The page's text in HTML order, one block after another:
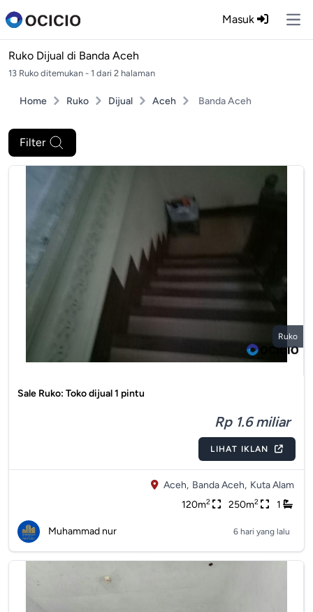
Masuk
Ruko Dijual di Banda Aceh
13 Ruko ditemukan - 1 dari 2 halaman
Home Ruko Dijual Aceh Banda Aceh
Filter
Ruko
Sale Ruko: Toko dijual 1 pintu
Rp 1.6 miliar
LIHAT IKLAN
Aceh, Banda Aceh, Kuta Alam
120m2 250m2 1
Muhammad nur 6 hari yang lalu